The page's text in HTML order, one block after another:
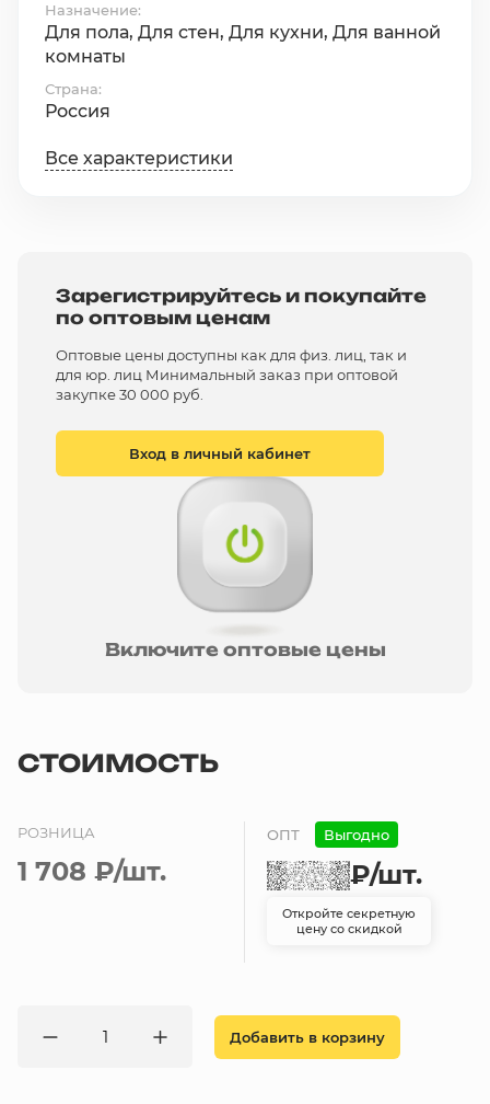
Назначение
Для пола, Для стен, Для кухни, Для ванной
комнаты
Страна
Россия
Все характеристики
Зарегистрируйтесь и покупайте
по оптовым ценам
Оптовые цены доступны как для физ. лиц, так и
для юр. лиц Минимальный заказ при оптовой
закупке 30 000 руб.
Вход в личный кабинет
Включите оптовые цены
СТОИМОСТЬ
РОЗНИЦА
1 708 ₽/шт.
ОПТ Выгодно
₽/шт.
Откройте секретную
цену со скидкой
Добавить в корзину